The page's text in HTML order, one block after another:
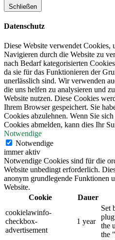
Schließen
Datenschutz
Diese Website verwendet Cookies,
Navigieren durch die Website zu
nach Bedarf kategorisierten
da sie für das Funktionieren der
unerlässlich sind. Wir verwenden
die uns helfen zu analysieren und
Website nutzen. Diese Cookies
Ihrem Browser gespeichert. Sie
Cookies abzulehnen. Wenn Sie
Cookies abmelden, kann dies Ihr
Notwendige
Notwendige
immer aktiv
Notwendige Cookies sind für die
Website unbedingt erforderlich.
anonym grundlegende Funktionen
Website.
Cookie
Dauer
cookielawinfo-
checkbox-
advertisement
1 year
Set
the
the